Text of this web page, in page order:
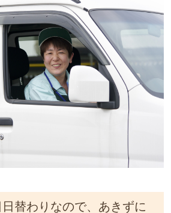
替わりなので、あきずに